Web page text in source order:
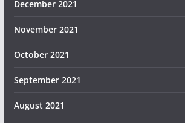
December 2021
November 2021
October 2021
September 2021
August 2021